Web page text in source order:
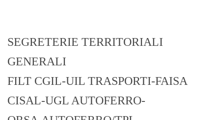
SEGRETERIE TERRITORIALI
GENERALI
FILT CGIL-UIL TRASPORTI-FAISA
CISAL-UGL AUTOFERRO-